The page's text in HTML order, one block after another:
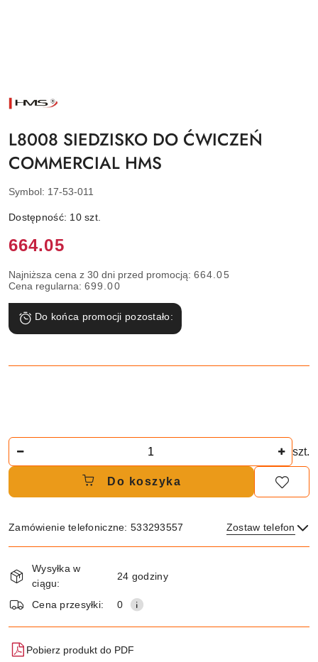
NAZWA
PRODUCENTA:
L8008 SIEDZISKO DO ĆWICZEŃ
COMMERCIAL HMS
Symbol: 17-53-011
Dostępność: 10szt.
Cena:
664.05
Najniższa cena z 30 dni przed promocją: 664.05
Cena regularna: 699.00
Do końca promocji pozostało:
szt.
Do koszyka
Zamówienie telefoniczne: 533293557 Zostaw telefon
i
dostawa
Wysyłka w
ciągu:
24 godziny
Cena przesyłki: 0
Pobierz produkt do PDF